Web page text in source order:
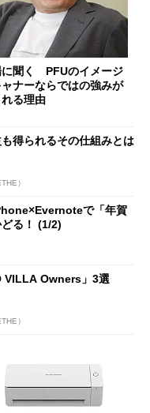
に聞く PFUのイメージ
ナーならではの強みが
る理由
得られるその仕組みとは
）
で「年賀
る！ (1/2)
VILLA Owners」3選
）